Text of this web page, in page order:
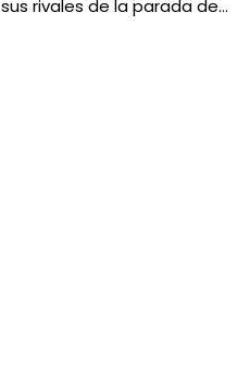
sus rivales de la parada de…